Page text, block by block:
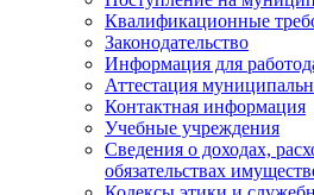
Квалификационные
Законодательство
Информация для
Аттестация
Контактная информация
Учебные учреждения
Сведения о доходах,
обязательствах